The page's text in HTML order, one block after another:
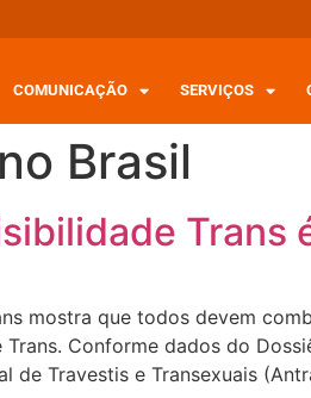
COMUNICAÇÃO SERVIÇOS
Brasil
Trans
mostra que todos devem
Conforme dados do
de Travestis e Transexuais